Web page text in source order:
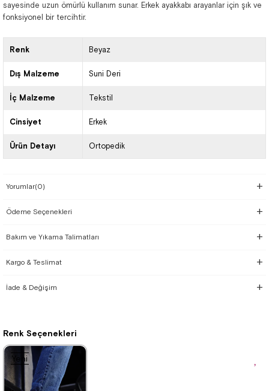
sayesinde uzun ömürlü kullanım sunar. Erkek ayakkabı arayanlar için şık ve
fonksiyonel bir tercihtir.
Renk Beyaz
Dış Malzeme Suni Deri
İç Malzeme Tekstil
Cinsiyet Erkek
Ürün Detayı Ortopedik
Yorumlar(0)
Ödeme Seçenekleri
Bakım ve Yıkama Talimatları
Kargo & Teslimat
İade & Değişim
Renk Seçenekleri
Yeni
Ürün